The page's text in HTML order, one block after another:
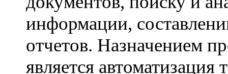
информации,
отчетов. Назначением
является автоматизация